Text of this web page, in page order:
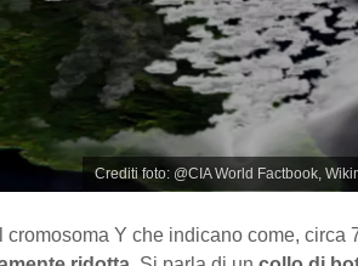
Crediti foto: @CIA World Factbook,
Y che indicano come, circa